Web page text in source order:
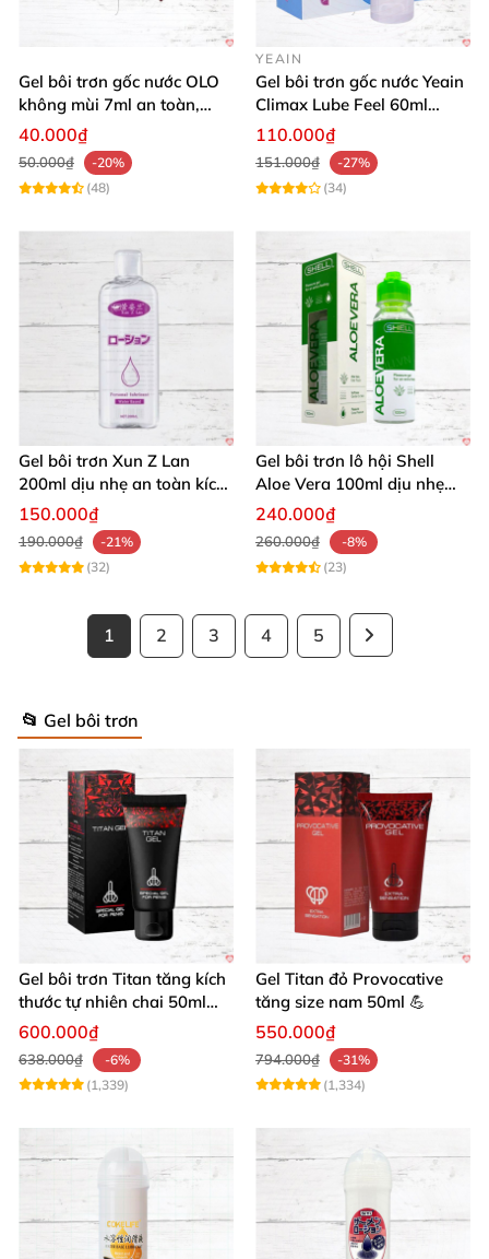
Gel bôi trơn gốc nước OLO
không mùi 7ml an toàn,
chất lượng
40.000₫
50.000₫
-20%
(48)
YEAIN
Gel bôi trơn gốc nước Yeain
Climax Lube Feel 60ml
Thăng hoa tối ưu
110.000₫
151.000₫
-27%
(34)
Gel bôi trơn Xun Z Lan
200ml dịu nhẹ an toàn kích
thích sảng khoái
150.000₫
190.000₫
-21%
(32)
Gel bôi trơn lô hội Shell
Aloe Vera 100ml dịu nhẹ
tăng khoái cảm
240.000₫
260.000₫
-8%
(23)
1 2 3 4 5
📂 Gel bôi trơn
Gel bôi trơn Titan tăng kích
thước tự nhiên chai 50ml
siêu mạnh
600.000₫
638.000₫
-6%
(1,339)
Gel Titan đỏ Provocative
tăng size nam 50ml 💪
550.000₫
794.000₫
-31%
(1,334)